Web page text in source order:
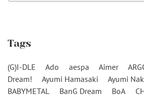
Tags
(G)I-DLE Ado aespa Aimer
Dream!
Ayumi Hamasaki
Ayumi
BABYMETAL
BanG Dream BoA